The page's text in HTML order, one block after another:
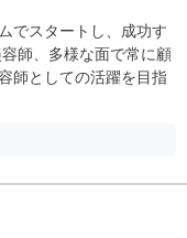
でスタートし、成功す
師、多様な面で常に顧
師としての活躍を目指